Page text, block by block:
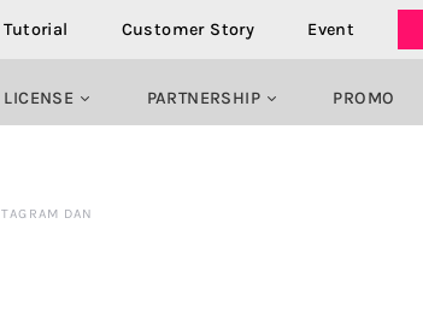
Tutorial Customer Story Event
PARTNERSHIP PROMO
DAN